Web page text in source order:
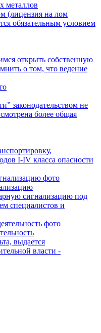
металлов
(лицензия на лом
обязательным условием
открыть собственную
о том, что ведение
законодательством не
более общая
I-IV класса опасности
сигнализацию под
специалистов и
выдается
власти -